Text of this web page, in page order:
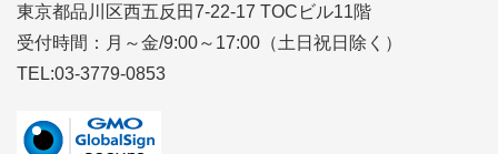
東京都品川区西五反田7-22-17 TOCビル11階
受付時間：月～金/9:00～17:00（土日祝日除く）
TEL:03-3779-0853